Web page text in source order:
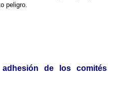
peligro.
de los comités